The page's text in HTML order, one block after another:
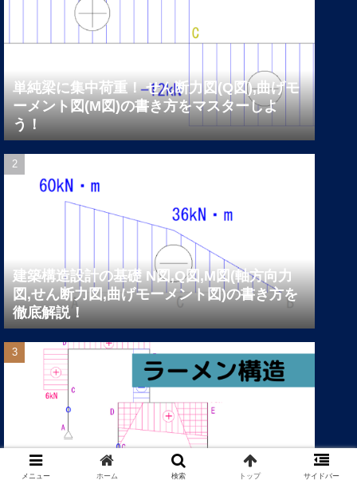
単純梁に集中荷重！ せん断力図(Q図),曲げモ
ーメント図(M図)の書き方をマスターしよ
う！
建築構造設計の基礎 N図,Q図,M図(軸方向力
図,せん断力図,曲げモーメント図)の書き方を
徹底解説！
メニュー ホーム 検索 トップ サイドバー